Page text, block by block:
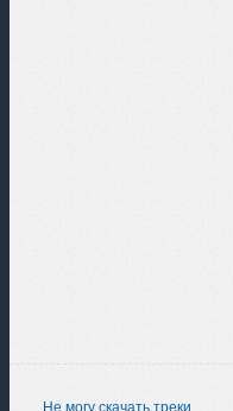
Не могу скачать треки